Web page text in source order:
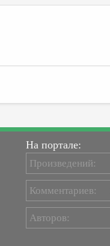
На портале:
Произведений:
Комментариев:
Авторов: